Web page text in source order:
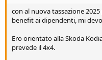
con al nuova tassazione
benefit ai dipendenti, mi
Ero orientato alla Skoda
prevede il 4x4.